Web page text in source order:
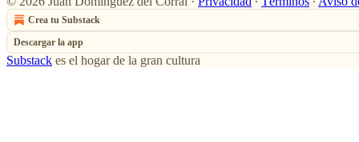
Crea tu Substack
Descargar la app
Substack es el hogar de la gran cultura